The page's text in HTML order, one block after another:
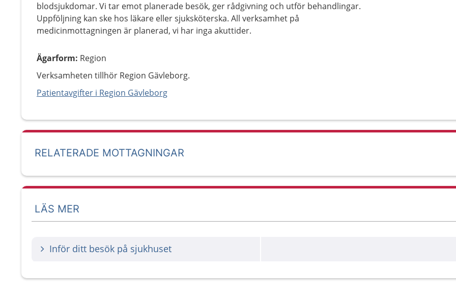
blodsjukdomar. Vi tar emot planerade besök, ger rådgivning och utför behandlingar.
Uppföljning kan ske hos läkare eller sjuksköterska. All verksamhet på
medicinmottagningen är planerad, vi har inga akuttider.
Ägarform: Region
Verksamheten tillhör Region Gävleborg.
Patientavgifter i Region Gävleborg
RELATERADE MOTTAGNINGAR
LÄS MER
Inför ditt besök på sjukhuset